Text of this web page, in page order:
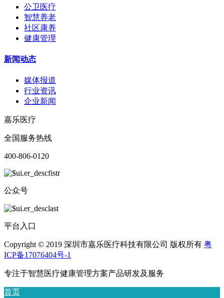
公卫医疗
智慧养老
社区康养
健康管理
新闻动态
媒体报道
行业资讯
企业新闻
嘉乐医疗
全国服务热线
400-806-0120
公众号
平台入口
Copyright © 2019 深圳市嘉乐医疗科技有限公司 版权所有 粤
ICP备17076404号-1
专注于智慧医疗健康管理方案产品研发及服务
首页